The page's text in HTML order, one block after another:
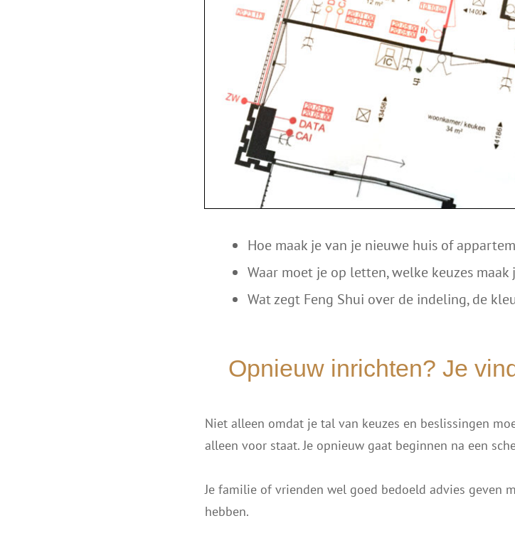
Hoe maak je van je nieuwe huis of
Waar moet je op letten, welke keuzes
Wat zegt Feng Shui over de indeling, de
Opnieuw inrichten? Je
Niet alleen omdat je tal van keuzes en beslissingen
alleen voor staat. Je opnieuw gaat beginnen na een
Je familie of vrienden wel goed bedoeld advies geven
hebben.